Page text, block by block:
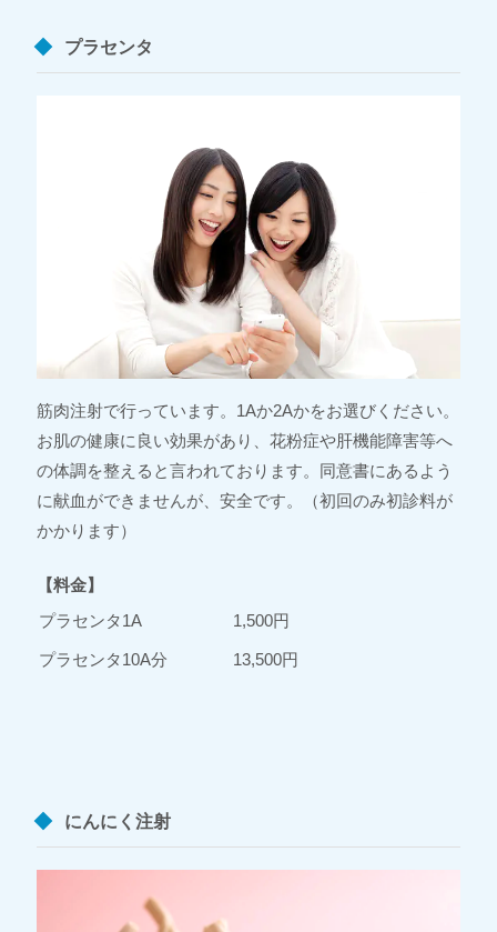
プラセンタ
筋肉注射で行っています。1Aか2Aかをお選びください。
お肌の健康に良い効果があり、花粉症や肝機能障害等へ
の体調を整えると言われております。同意書にあるよう
に献血ができませんが、安全です。（初回のみ初診料が
かかります）
【料金】
プラセンタ1A
1,500円
プラセンタ10A分 13,500円
にんにく注射